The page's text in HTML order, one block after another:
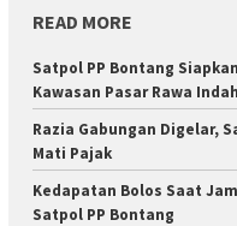
READ MORE
Satpol PP Bontang
Kawasan Pasar Rawa Indah
Razia Gabungan Digelar,
Mati Pajak
Kedapatan Bolos Saat
Satpol PP Bontang